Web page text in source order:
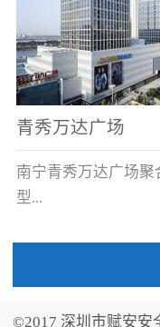
青秀万达广场
南宁青秀万达广场聚
型...
©2017 深圳市赋安安